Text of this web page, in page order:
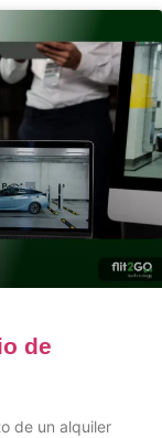
de
de un alquiler